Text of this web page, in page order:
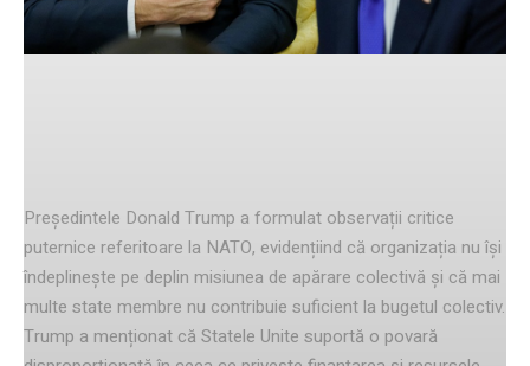
Facebook Twitter Pinterest
Președintele Donald Trump a formulat observații critice
puternice referitoare la NATO, evidențiind că organizația nu își
îndeplinește pe deplin misiunea de apărare colectivă și că mai
multe state membre nu contribuie suficient la bugetul colectiv.
Trump a menționat că Statele Unite suportă o povară